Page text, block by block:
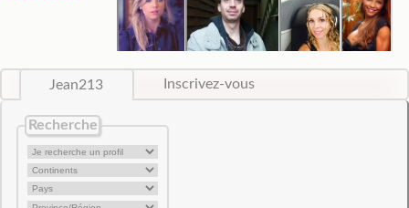
Jean213 Inscrivez-vous
Recherche